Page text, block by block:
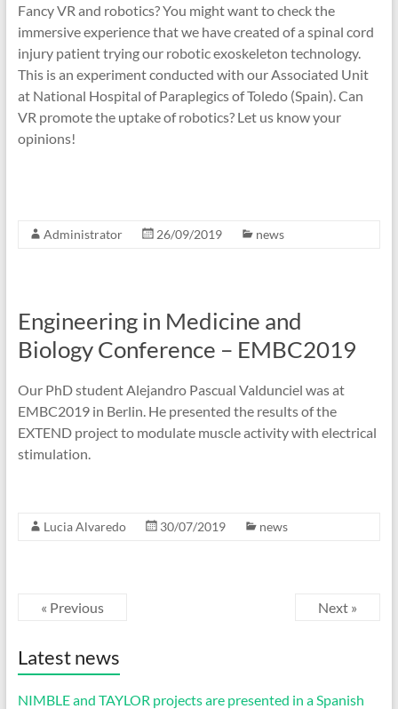
Fancy VR and robotics? You might want to check the
immersive experience that we have created of a spinal cord
injury patient trying our robotic exoskeleton technology.
This is an experiment conducted with our Associated Unit
at National Hospital of Paraplegics of Toledo (Spain). Can
VR promote the uptake of robotics? Let us know your
opinions!
Administrator 26/09/2019 news
Engineering in Medicine and
Biology Conference – EMBC2019
Our PhD student Alejandro Pascual Valdunciel was at
EMBC2019 in Berlin. He presented the results of the
EXTEND project to modulate muscle activity with electrical
stimulation.
Lucia Alvaredo 30/07/2019 news
« Previous Next »
Latest news
NIMBLE and TAYLOR projects are presented in a Spanish